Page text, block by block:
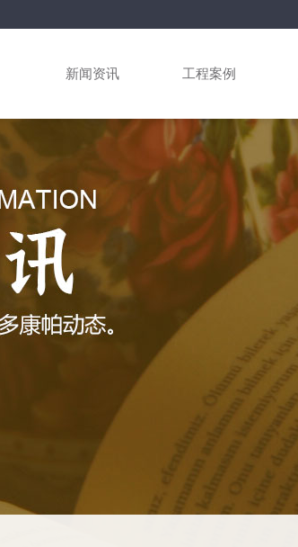
新闻资讯 工程案例